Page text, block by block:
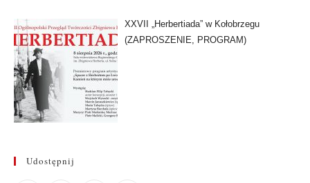
XXVII „Herbertiada” w Kołobrzegu
(ZAPROSZENIE, PROGRAM)
Udostępnij